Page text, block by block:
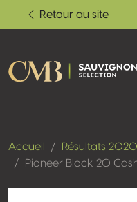
Retour au site
Accueil Résultats 2020
Pioneer Block 20